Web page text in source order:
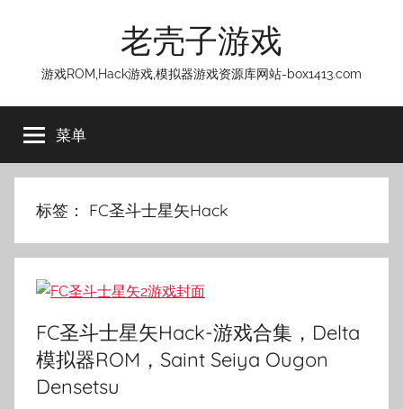
老壳子游戏
游戏ROM,Hack游戏,模拟器游戏资源库网站-box1413.com
菜单
标签： FC圣斗士星矢Hack
FC圣斗士星矢Hack-游戏合集，Delta
模拟器ROM，Saint Seiya Ougon
Densetsu